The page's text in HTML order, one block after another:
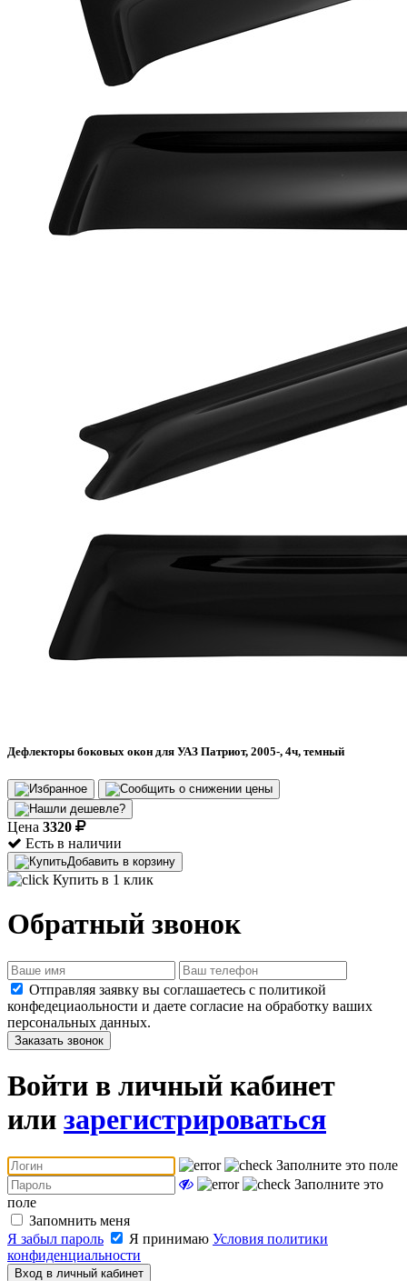
Дефлекторы боковых окон для УАЗ Патриот, 2005-, 4ч, темный
Цена 3320
Есть в наличии
Добавить в корзину
Купить в 1 клик
Обратный звонок
Отправляя заявку вы соглашаетесь с политикой
конфедециаольности и даете согласие на обработку ваших
персональных данных.
Заказать звонок
Войти в личный кабинет
или зарегистрироваться
Заполните это поле
Заполните это
поле
Запомнить меня
Я забыл пароль
Я принимаю Условия политики
конфиденциальности
Вход в личный кабинет